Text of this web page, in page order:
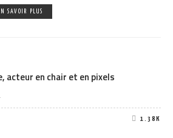
SAVOIR PLUS
acteur en chair et en pixels
1.38K